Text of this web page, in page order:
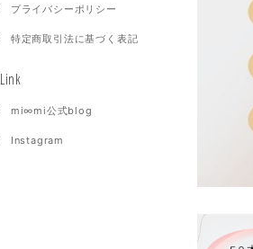
プライバシーポリシー
特定商取引法に基づく表記
Link
mi∞mi公式blog
Instagram